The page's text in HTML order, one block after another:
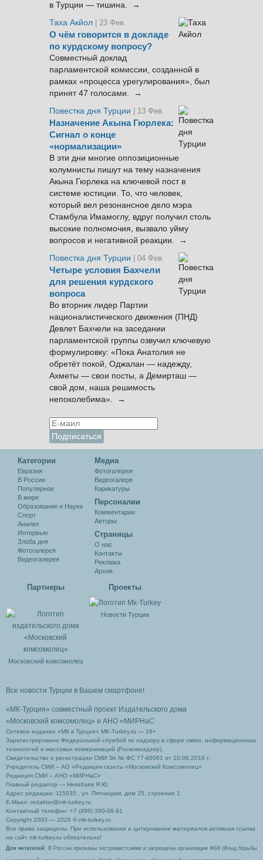
в Турции — тишина. →
Таха Акйол | 23 Фев.
О чём говорится в докладе
по курдскому вопросу?
Совместный доклад
парламентской комиссии, созданной в
рамках «процесса урегулирования», был
принят 47 голосами. →
Повестка дня Турции
| 13 Фев.
Назначение Акына Гюрлека:
Сигнал о конце
«нормализации»
В эти дни многие оппозиционные
колумнисты пишут на тему назначения
Акына Гюрлека на ключевой пост в
системе юстиции. То, что человек,
который вел резонансное дело мэра
Стамбула Имамоглу, вдруг получил столь
высокие полномочия, вызвало уйму
вопросов и негативной реакции. →
Повестка дня Турции
| 04 Фев.
Четыре условия Бахчели
для решения курдского
вопроса
Во вторник лидер Партии
националистического движения (ПНД)
Девлет Бахчели на заседании
парламентской группы озвучил ключевую
формулировку: «Пока Анатолия не
обретёт покой, Оджалан — надежду,
Ахметы — свои посты, а Демирташ —
свой дом, наша решимость
непоколебима». →
Категории
Евразия
В России
Популярное
В мире
Образование и Наука
Спорт
Анализ
Интервью
Злоба дня
Фотогалерея
Видеогалерея
Медиа
Фотогалерея
Видеогалеря
Карикатуры
Персоналии
Комментарии
Авторы
Cтраницы
О нас
Контакты
Реклама
Архив
Партнеры
Московский комсомолец
Проекты
Новости Турции
Все новости Турции в Вашем смартфоне!
«МК-Турция» совместный проект Издательского дома
«Московский комсомолец» и АНО «МИРНаС
Сетевое издание «МК в Турции» MK-Turkey.ru — 16+
Зарегистрировано Федеральной службой по надзору в сфере связи, информационных
технологий и массовых коммуникаций (Роскомнадзор).
Свидетельство о регистрации СМИ Эл № ФС 77-66061 от 10.06.2016 г.
Учредитель СМИ – АО «Редакция газеты «Московский Комсомолец»
Редакция СМИ – АНО «МИРНаС»
Главный редактор — Ниязбаев Я.Ю.
Адрес редакции: 115035 , ул. Пятницкая, дом 25, строение 1.
Е-Маил: redaktor@mk-turkey.ru
Контактный телефон: +7 (499) 390-08-91
Copyright 2003 — 2026 © mk-turkey.ru
Все права защищены. При использовании и цитировании материалов активная ссылка
на сайт mk-turkey.ru обязательна!
Для читателей : В России признаны экстремистскими и запрещены организации ФБК (Фонд борьбы